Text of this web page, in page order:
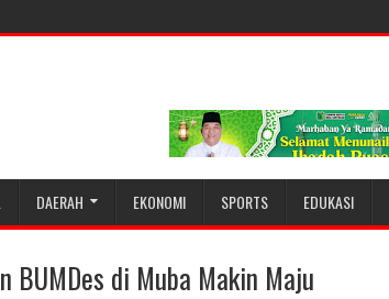
DAERAH EKONOMI SPORTS EDUKASI
BUMDes di Muba Makin Maju